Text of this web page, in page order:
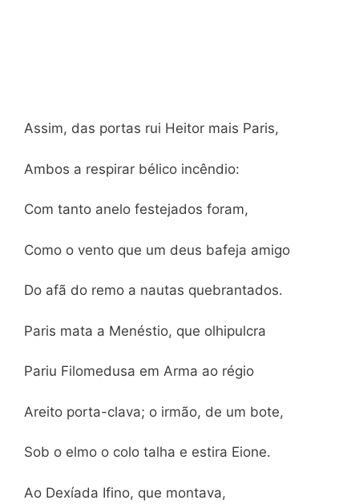
Assim, das portas rui Heitor mais Paris,
Ambos a respirar bélico incêndio:
Com tanto anelo festejados foram,
Como o vento que um deus bafeja amigo
Do afã do remo a nautas quebrantados.
Paris mata a Menéstio, que olhipulcra
Pariu Filomedusa em Arma ao régio
Areito porta-clava; o irmão, de um bote,
Sob o elmo o colo talha e estira Eione.
Ao Dexíada Ifino, que montava,